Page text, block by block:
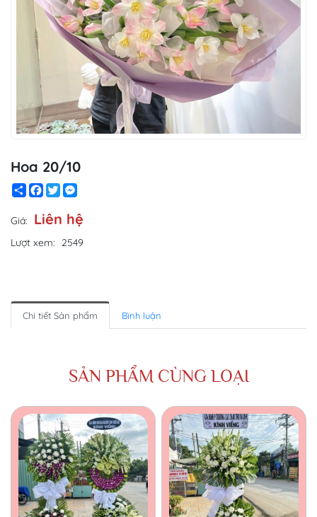
Hoa 20/10
ShareFacebook
Twitter
Giá: Liên hệ
Lượt xem: 2549
Chi tiết Sản phẩm Bình luận
SẢN PHẨM CÙNG LOẠI